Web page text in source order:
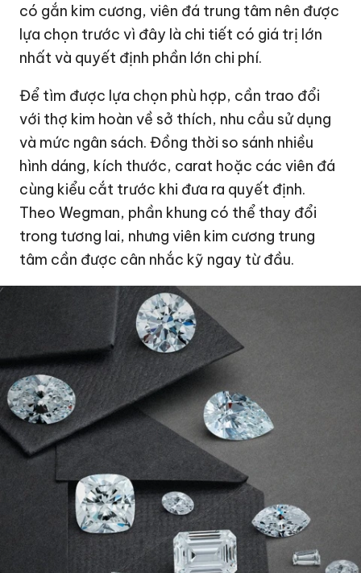
có gắn kim cương, viên đá trung tâm nên được
lựa chọn trước vì đây là chi tiết có giá trị lớn
nhất và quyết định phần lớn chi phí.
Để tìm được lựa chọn phù hợp, cần trao đổi
với thợ kim hoàn về sở thích, nhu cầu sử dụng
và mức ngân sách. Đồng thời so sánh nhiều
hình dáng, kích thước, carat hoặc các viên đá
cùng kiểu cắt trước khi đưa ra quyết định.
Theo Wegman, phần khung có thể thay đổi
trong tương lai, nhưng viên kim cương trung
tâm cần được cân nhắc kỹ ngay từ đầu.